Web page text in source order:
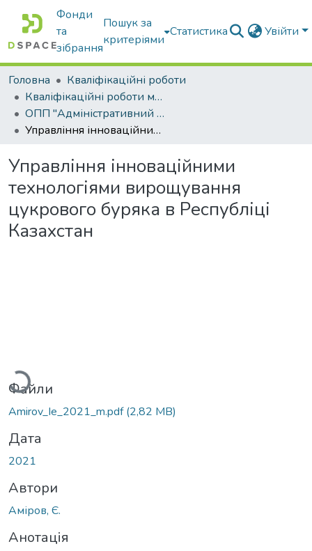
Фонди
та
зібрання
Пошук за
критеріями
Статистика Увійти
Головна
Кваліфікаційні роботи
Кваліфікаційні роботи магістрів
ОПП "Адміністративний менеджмент"
Управління інноваційними технологіями вирощування цукрового буряка в Республіці Казахстан
Управління інноваційними
технологіями вирощування
цукрового буряка в Республіці
Казахстан
Файли
Amirov_Ie_2021_m.pdf(2,82 MB)
Дата
2021
Автори
Аміров, Є.
Анотація